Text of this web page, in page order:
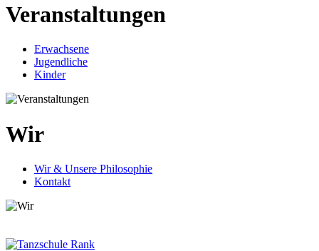
Veranstaltungen
Erwachsene
Jugendliche
Kinder
Wir
Wir & Unsere Philosophie
Kontakt